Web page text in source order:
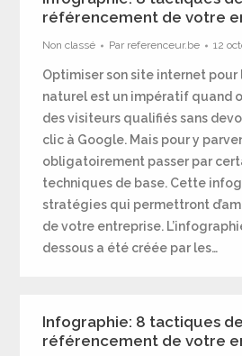
référencement de votre
Non classé Par referenceur.be 12
Optimiser son site internet
naturel est un impératif quand
des visiteurs qualifiés sans
clic à Google. Mais pour y
obligatoirement passer par
techniques de base. Cette
stratégies qui permettront
de votre entreprise.
dessous a été créée par les…
Infographie: 8 tactiques
référencement de votre